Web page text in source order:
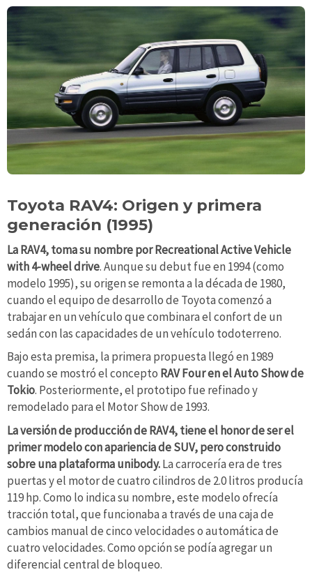
Toyota RAV4: Origen y primera
generación (1995)
La RAV4, toma su nombre por Recreational Active Vehicle
with 4-wheel drive. Aunque su debut fue en 1994 (como
modelo 1995), su origen se remonta a la década de 1980,
cuando el equipo de desarrollo de Toyota comenzó a
trabajar en un vehículo que combinara el confort de un
sedán con las capacidades de un vehículo todoterreno.
Bajo esta premisa, la primera propuesta llegó en 1989
cuando se mostró el concepto RAV Four en el Auto Show de
Tokio. Posteriormente, el prototipo fue refinado y
remodelado para el Motor Show de 1993.
La versión de producción de RAV4, tiene el honor de ser el
primer modelo con apariencia de SUV, pero construido
sobre una plataforma unibody.La carrocería era de tres
puertas y el motor de cuatro cilindros de 2.0 litros producía
119 hp. Como lo indica su nombre, este modelo ofrecía
tracción total, que funcionaba a través de una caja de
cambios manual de cinco velocidades o automática de
cuatro velocidades. Como opción se podía agregar un
diferencial central de bloqueo.